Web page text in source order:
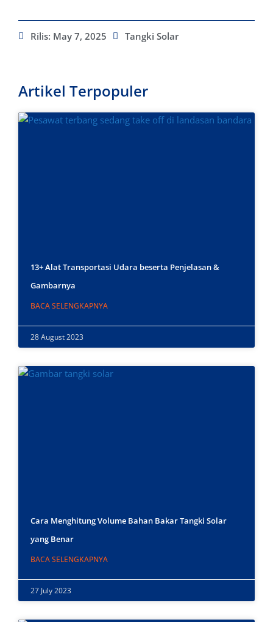
Rilis: May 7, 2025 Tangki Solar
Artikel Terpopuler
13+ Alat Transportasi Udara beserta Penjelasan &
Gambarnya
BACA SELENGKAPNYA
28 August 2023
Cara Menghitung Volume Bahan Bakar Tangki Solar
yang Benar
BACA SELENGKAPNYA
27 July 2023